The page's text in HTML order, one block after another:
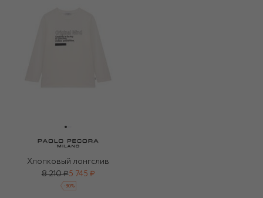
Хлопковый лонгслив
8 210 ₽5 745 ₽
-30%